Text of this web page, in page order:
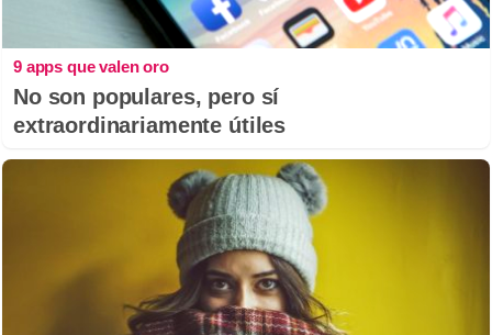
9 apps que valen oro
No son populares, pero sí
extraordinariamente útiles